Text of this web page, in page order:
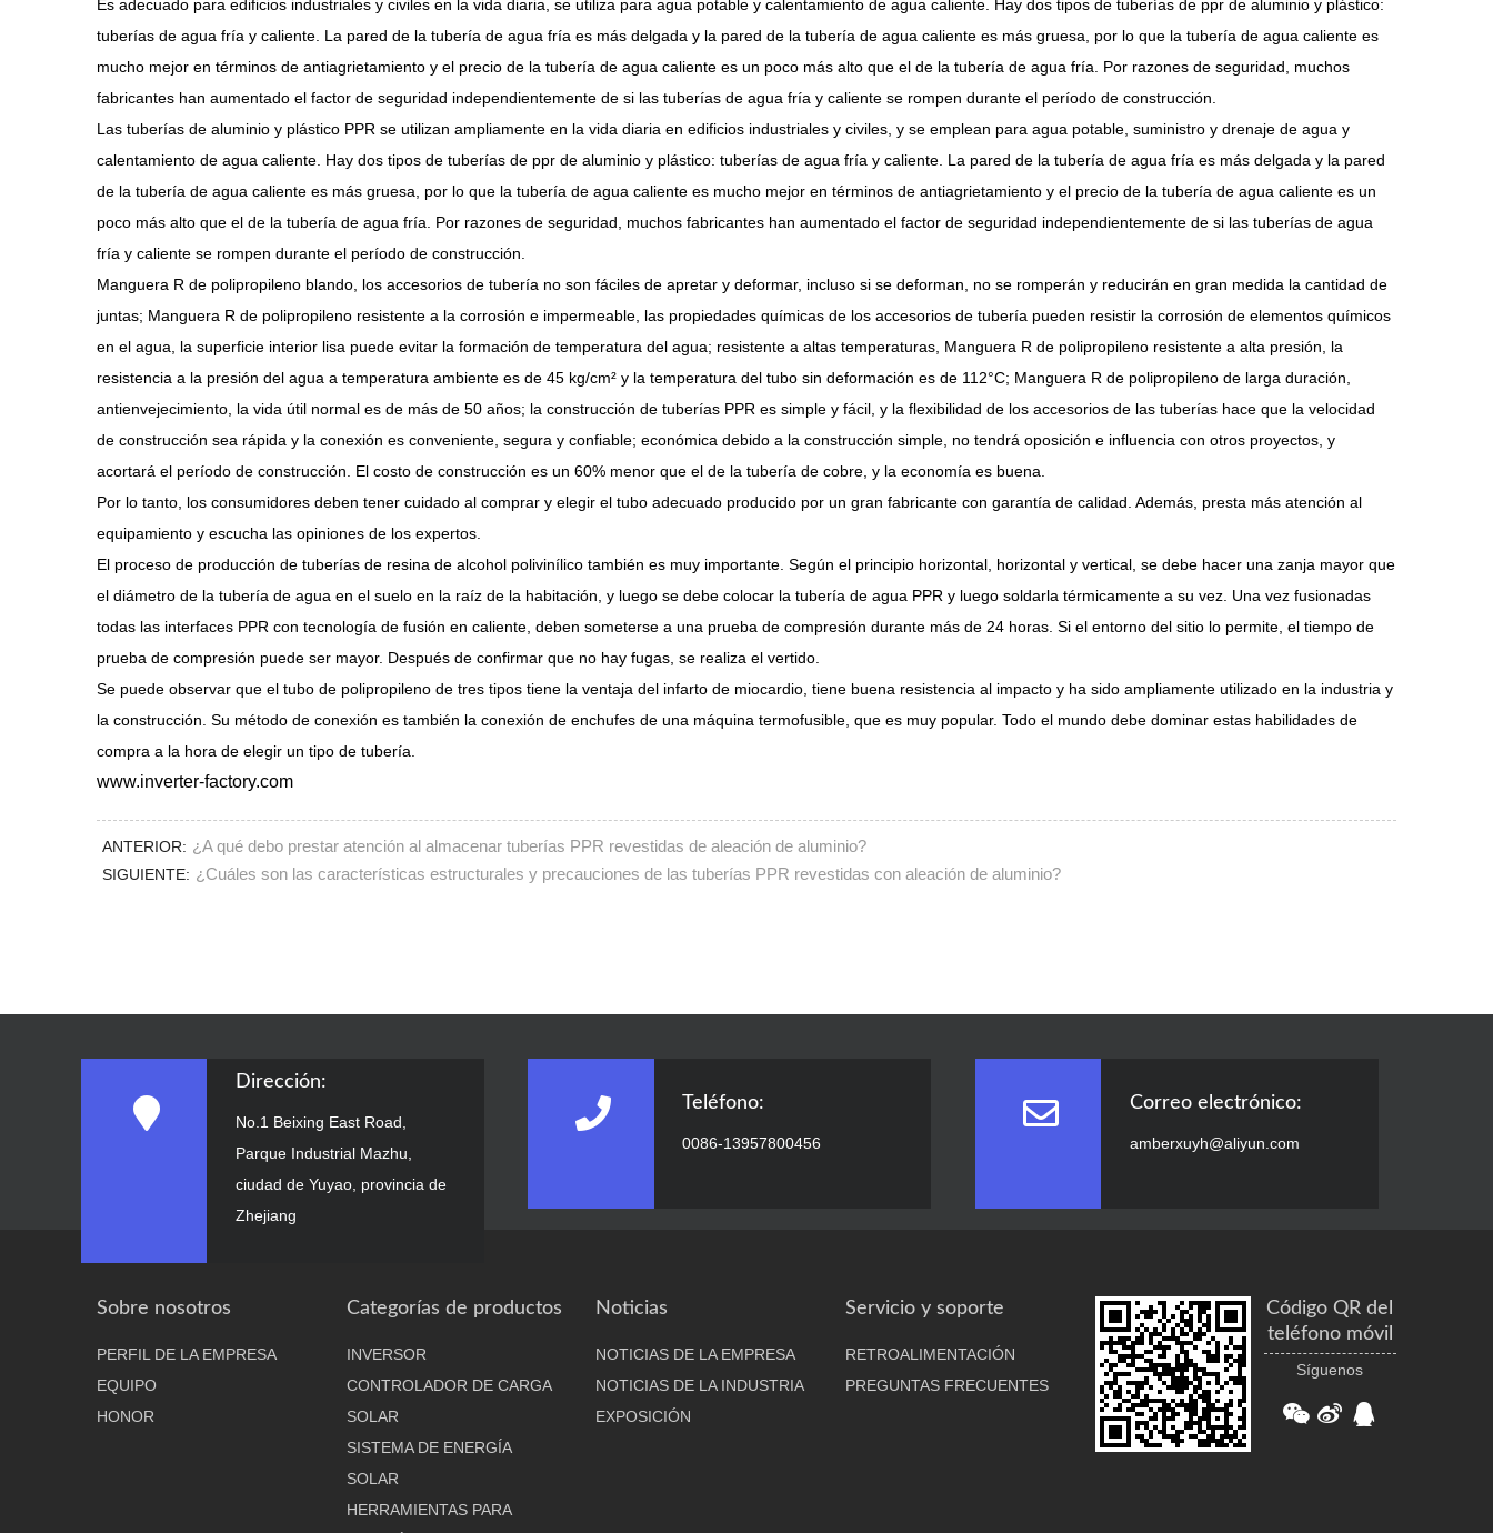
Es adecuado para edificios industriales y civiles en la vida diaria, se utiliza para agua potable y calentamiento de agua caliente. Hay dos tipos de tuberías de ppr de aluminio y plástico:
tuberías de agua fría y caliente. La pared de la tubería de agua fría es más delgada y la pared de la tubería de agua caliente es más gruesa, por lo que la tubería de agua caliente es
mucho mejor en términos de antiagrietamiento y el precio de la tubería de agua caliente es un poco más alto que el de la tubería de agua fría. Por razones de seguridad, muchos
fabricantes han aumentado el factor de seguridad independientemente de si las tuberías de agua fría y caliente se rompen durante el período de construcción.
Las tuberías de aluminio y plástico PPR se utilizan ampliamente en la vida diaria en edificios industriales y civiles, y se emplean para agua potable, suministro y drenaje de agua y
calentamiento de agua caliente. Hay dos tipos de tuberías de ppr de aluminio y plástico: tuberías de agua fría y caliente. La pared de la tubería de agua fría es más delgada y la pared
de la tubería de agua caliente es más gruesa, por lo que la tubería de agua caliente es mucho mejor en términos de antiagrietamiento y el precio de la tubería de agua caliente es un
poco más alto que el de la tubería de agua fría. Por razones de seguridad, muchos fabricantes han aumentado el factor de seguridad independientemente de si las tuberías de agua
fría y caliente se rompen durante el período de construcción.
Manguera R de polipropileno blando, los accesorios de tubería no son fáciles de apretar y deformar, incluso si se deforman, no se romperán y reducirán en gran medida la cantidad de
juntas; Manguera R de polipropileno resistente a la corrosión e impermeable, las propiedades químicas de los accesorios de tubería pueden resistir la corrosión de elementos químicos
en el agua, la superficie interior lisa puede evitar la formación de temperatura del agua; resistente a altas temperaturas, Manguera R de polipropileno resistente a alta presión, la
resistencia a la presión del agua a temperatura ambiente es de 45 kg/cm² y la temperatura del tubo sin deformación es de 112°C; Manguera R de polipropileno de larga duración,
antienvejecimiento, la vida útil normal es de más de 50 años; la construcción de tuberías PPR es simple y fácil, y la flexibilidad de los accesorios de las tuberías hace que la velocidad
de construcción sea rápida y la conexión es conveniente, segura y confiable; económica debido a la construcción simple, no tendrá oposición e influencia con otros proyectos, y
acortará el período de construcción. El costo de construcción es un 60% menor que el de la tubería de cobre, y la economía es buena.
Por lo tanto, los consumidores deben tener cuidado al comprar y elegir el tubo adecuado producido por un gran fabricante con garantía de calidad. Además, presta más atención al
equipamiento y escucha las opiniones de los expertos.
El proceso de producción de tuberías de resina de alcohol polivinílico también es muy importante. Según el principio horizontal, horizontal y vertical, se debe hacer una zanja mayor que
el diámetro de la tubería de agua en el suelo en la raíz de la habitación, y luego se debe colocar la tubería de agua PPR y luego soldarla térmicamente a su vez. Una vez fusionadas
todas las interfaces PPR con tecnología de fusión en caliente, deben someterse a una prueba de compresión durante más de 24 horas. Si el entorno del sitio lo permite, el tiempo de
prueba de compresión puede ser mayor. Después de confirmar que no hay fugas, se realiza el vertido.
Se puede observar que el tubo de polipropileno de tres tipos tiene la ventaja del infarto de miocardio, tiene buena resistencia al impacto y ha sido ampliamente utilizado en la industria y
la construcción. Su método de conexión es también la conexión de enchufes de una máquina termofusible, que es muy popular. Todo el mundo debe dominar estas habilidades de
compra a la hora de elegir un tipo de tubería.
www.inverter-factory.com
ANTERIOR: ¿A qué debo prestar atención al almacenar tuberías PPR revestidas de aleación de aluminio?
SIGUIENTE: ¿Cuáles son las características estructurales y precauciones de las tuberías PPR revestidas con aleación de aluminio?
Dirección:
No.1 Beixing East Road,
Parque Industrial Mazhu,
ciudad de Yuyao, provincia de
Zhejiang
Teléfono:
0086-13957800456
Correo electrónico:
amberxuyh@aliyun.com
Sobre nosotros
PERFIL DE LA EMPRESA
EQUIPO
HONOR
Categorías de productos
INVERSOR
CONTROLADOR DE CARGA
SOLAR
SISTEMA DE ENERGÍA
SOLAR
HERRAMIENTAS PARA
Noticias
NOTICIAS DE LA EMPRESA
NOTICIAS DE LA INDUSTRIA
EXPOSICIÓN
Servicio y soporte
RETROALIMENTACIÓN
PREGUNTAS FRECUENTES
Código QR del
teléfono móvil
Síguenos